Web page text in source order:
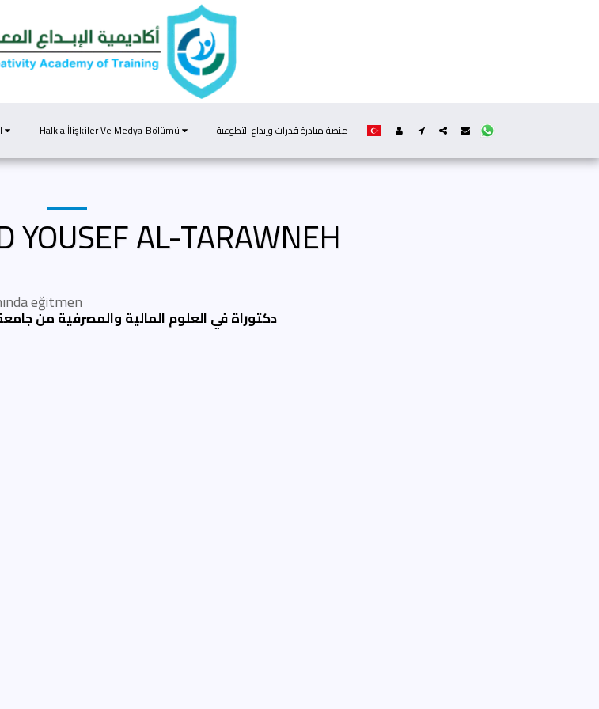
Halkla İlişkiler Ve Medya Bölümü منصة مبادرة قدرات وإبداع التطوعية
YOUSEF AL-TARAWNEH
eğitmen
دكتوراة في العلوم المالية والمصرفية من